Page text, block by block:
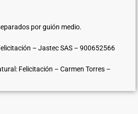
por guión medio.
– Jastec SAS – 900652566
Felicitación – Carmen Torres –